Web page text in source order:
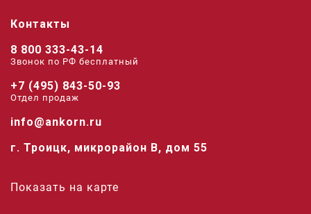
Контакты
8 800 333-43-14
Звонок по РФ беcплатный
+7 (495) 843-50-93
Отдел продаж
info@ankorn.ru
г. Троицк, микрорайон В, дом 55
Показать на карте